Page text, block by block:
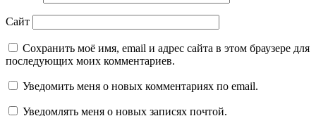
Сайт
Сохранить моё имя, email и адрес сайта в этом браузере для
последующих моих комментариев.
Уведомить меня о новых комментариях по email.
Уведомлять меня о новых записях почтой.